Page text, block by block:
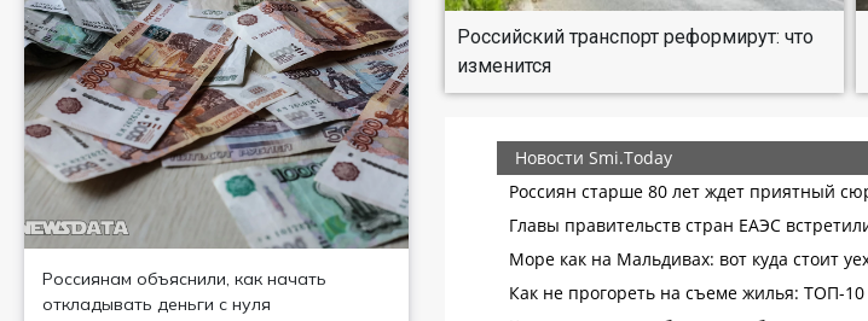
Россиянам объяснили, как начать
откладывать деньги с нуля
Российский транспорт реформирут: что
изменится